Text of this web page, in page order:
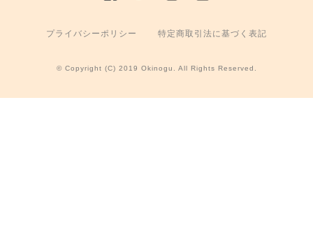
プライバシーポリシー 特定商取引法に基づく表記
© Copyright (C) 2019 Okinogu. All Rights Reserved.